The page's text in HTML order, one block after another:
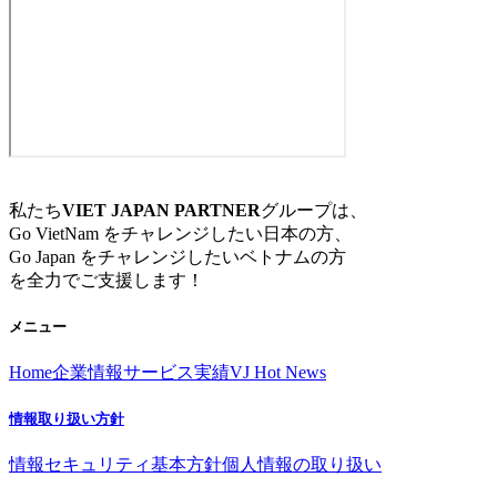
私たちVIET JAPAN PARTNERグループは、
Go VietNam をチャレンジしたい日本の方、
Go Japan をチャレンジしたいベトナムの方
を全力でご支援します！
メニュー
Home企業情報サービス実績VJ Hot News
情報取り扱い方針
情報セキュリティ基本方針個人情報の取り扱い